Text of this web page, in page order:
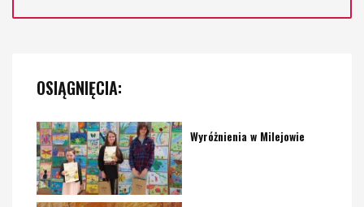
OSIĄGNIĘCIA:
Wyróżnienia w Milejowie